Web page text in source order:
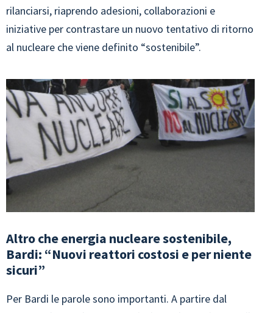
rilanciarsi, riaprendo adesioni, collaborazioni e
iniziative per contrastare un nuovo tentativo di ritorno
al nucleare che viene definito “sostenibile”.
Altro che energia nucleare sostenibile,
Bardi: “Nuovi reattori costosi e per niente
sicuri”
Per Bardi le parole sono importanti. A partire dal